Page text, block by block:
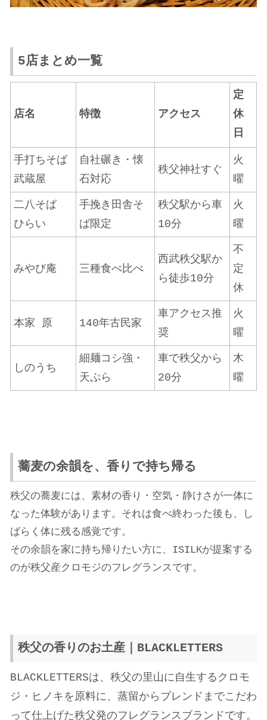
5店まとめ一覧
店名 特徴 アクセス
定
休
日
手打ちそば
武蔵屋
自社碾き・懐
石対応
秩父神社すぐ
火
曜
二八そば
ひらい
手挽き田舎そ
ば限定
秩父駅から車
10分
火
曜
みやび庵 三種食べ比べ
西武秩父駅か
ら徒歩10分
不
定
休
本家 原 140年古民家
車アクセス推
奨
火
曜
しのうち
細麺コシ強・
天ぷら
車で秩父から
20分
木
曜
蕎麦の余韻を、香りで持ち帰る
秩父の蕎麦には、素材の香り・空気・静けさが一体に
なった体験があります。それは食べ終わった後も、し
ばらく体に残る感覚です。
その余韻を家に持ち帰りたい方に、ISILKが提案する
のが秩父産クロモジのフレグランスです。
秩父の香りのお土産｜BLACKLETTERS
BLACKLETTERSは、秩父の里山に自生するクロモ
ジ・ヒノキを原料に、蒸留からブレンドまでこだわ
って仕上げた秩父発のフレグランスブランドです。